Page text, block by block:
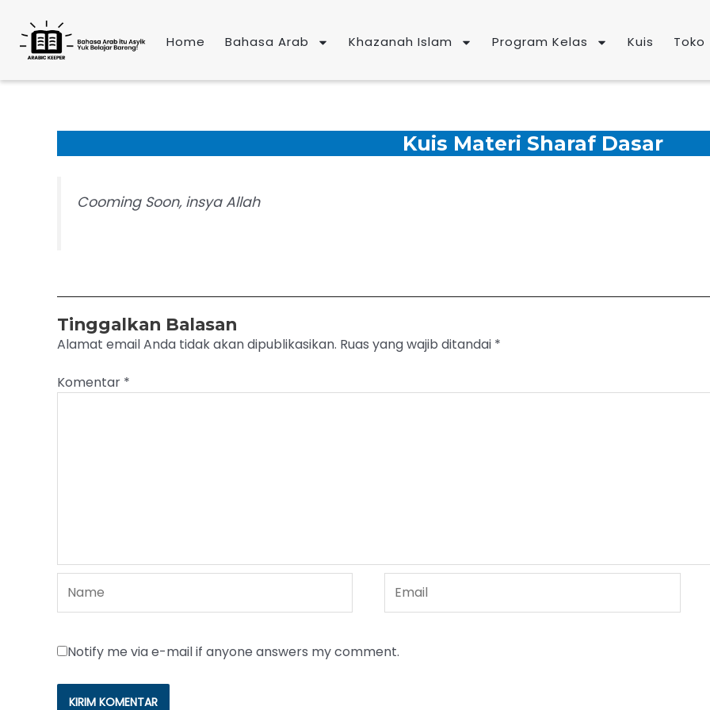
konten
Home Bahasa Arab Khazanah Islam Program Kelas Kuis Toko
Kuis Materi Sharaf Dasar
Cooming Soon, insya Allah
Tinggalkan Balasan
Alamat email Anda tidak akan dipublikasikan. Ruas yang wajib ditandai *
Komentar *
Notify me via e-mail if anyone answers my comment.